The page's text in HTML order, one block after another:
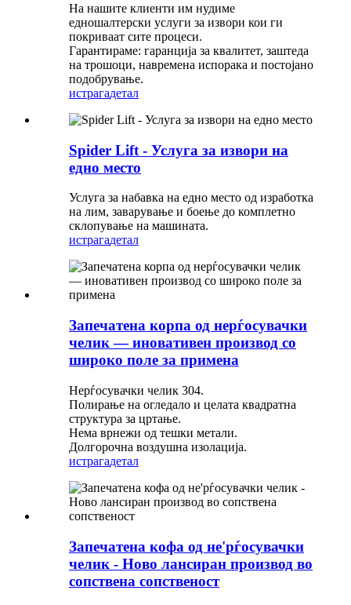
На нашите клиенти им нудиме
едношалтерски услуги за извори кои ги
покриваат сите процеси.
Гарантираме: гаранција за квалитет, заштеда
на трошоци, навремена испорака и постојано
подобрување.
истрагадетал
Spider Lift - Услуга за извори на
едно место
Услуга за набавка на едно место од изработка
на лим, заварување и боење до комплетно
склопување на машината.
истрагадетал
Запечатена корпа од нерѓосувачки
челик — иновативен производ со
широко поле за примена
Нерѓосувачки челик 304.
Полирање на огледало и целата квадратна
структура за цртање.
Нема врнежи од тешки метали.
Долгорочна воздушна изолација.
истрагадетал
Запечатена кофа од не'рѓосувачки
челик - Ново лансиран производ во
сопствена сопственост